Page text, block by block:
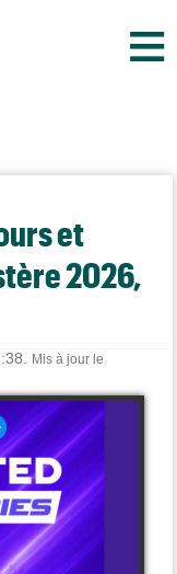
≡
et
2026,
Mis à jour le